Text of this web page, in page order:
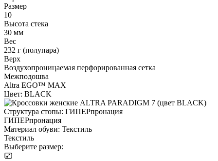
Размер
10
Высота стека
30 мм
Вес
232 г (полупара)
Верх
Воздухопроницаемая перфорированная сетка
Межподошва
Altra EGO™ MAX
Цвет: BLACK
Структура стопы: ГИПЕРпронация
ГИПЕРпронация
Материал обуви: Текстиль
Текстиль
Выберите размер: